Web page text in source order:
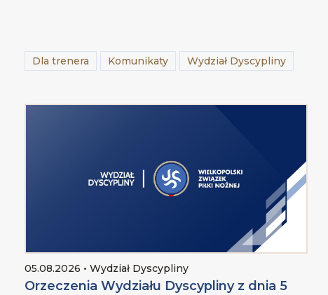
Dla trenera Komunikaty Wydział Dyscypliny
05.08.2026 • Wydział Dyscypliny
Orzeczenia Wydziału Dyscypliny z dnia 5